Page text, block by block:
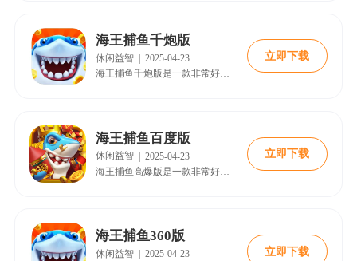
海王捕鱼千炮版
休闲益智
2025-04-23
海王捕鱼千炮版是一款非常好玩的休闲类街机捕鱼游戏，不仅结合了经典的街机捕鱼玩法和现代的3D物理引擎设计，为玩家提供了丰富多样的游戏体验，还提供了经典街机玩法、多人同屏酷炫技能、超高爆率、超级武器以及随机事件等，旨在给玩家带来畅快的游戏体验。
立即下载
海王捕鱼百度版
休闲益智 | 2025-04-23
海王捕鱼高爆版是一款非常好玩的休闲类街机捕鱼游戏，不仅结合了经典的街机捕鱼玩法和现代的3D物理引擎设计，为玩家提供了丰富多样的游戏体验，还提供了经典街机玩法、多人同屏酷炫技能、超高爆率、超级武器以及随机事件等，旨在给玩家带来畅快的游戏体验。
立即下载
海王捕鱼360版
休闲益智
2025-04-23
立即下载